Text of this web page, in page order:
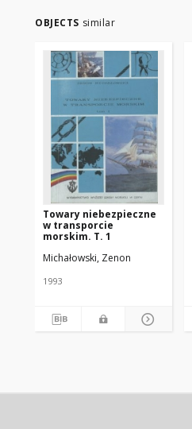
OBJECTS similar
Towary niebezpieczne
w transporcie
morskim. T. 1
Michałowski, Zenon
1993